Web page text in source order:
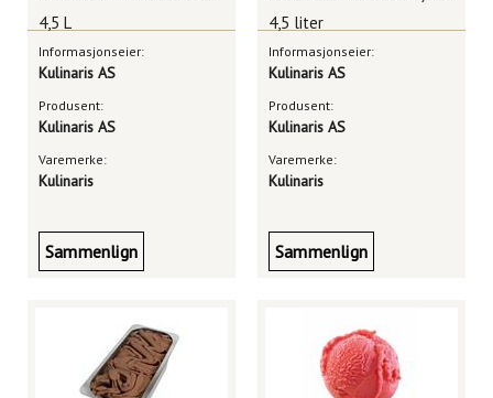
4,5 L
Informasjonseier:
Kulinaris AS
Produsent:
Kulinaris AS
Varemerke:
Kulinaris
Sammenlign
4,5 liter
Informasjonseier:
Kulinaris AS
Produsent:
Kulinaris AS
Varemerke:
Kulinaris
Sammenlign